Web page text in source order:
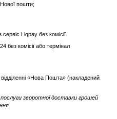
пошти;
Liqpay без комісії.
без комісії або термінал
«Нова Пошта» (накладений
зворотної доставки грошей